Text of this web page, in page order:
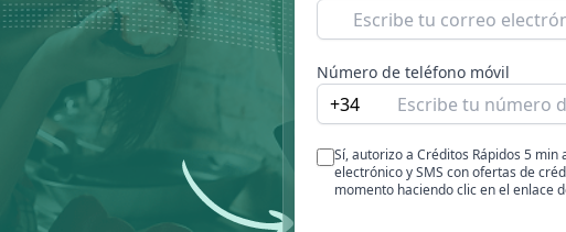
Número de teléfono móvil
+34
Sí, autorizo a Créditos Rápidos 5
electrónico y SMS con ofertas de
momento haciendo clic en el enlace